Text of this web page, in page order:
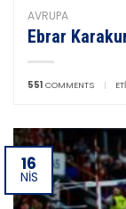
AVRUPA
Ebrar
551 COMMENTS |
16
NIS